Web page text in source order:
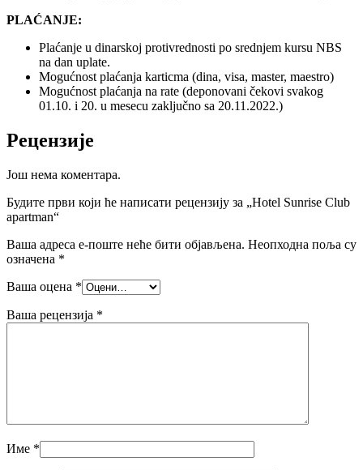
PLAĆANJE:
Plaćanje u dinarskoj protivrednosti po srednjem kursu NBS
na dan uplate.
Mogućnost plaćanja karticma (dina, visa, master, maestro)
Mogućnost plaćanja na rate (deponovani čekovi svakog
01.10. i 20. u mesecu zaključno sa 20.11.2022.)
Рецензије
Још нема коментара.
Будите први који ће написати рецензију за „Hotel Sunrise Club
apartman“
Ваша адреса е-поште неће бити објављена. Неопходна поља су
означена *
Ваша оцена *
Ваша рецензија *
Име *